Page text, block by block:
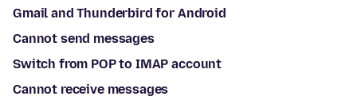
Gmail and Thunderbird for Android
Cannot send messages
Switch from POP to IMAP account
Cannot receive messages